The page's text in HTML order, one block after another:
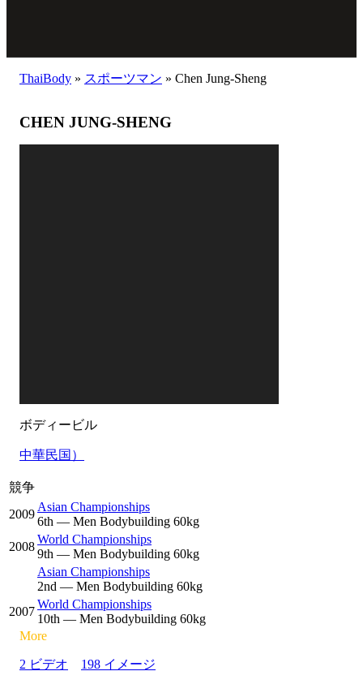
ThaiBody » スポーツマン » Chen Jung-Sheng
CHEN JUNG-SHENG
ボディービル
中華民国）
競争
2009
Asian Championships
6th — Men Bodybuilding 60kg
2008
World Championships
9th — Men Bodybuilding 60kg
Asian Championships
2nd — Men Bodybuilding 60kg
2007
World Championships
10th — Men Bodybuilding 60kg
More
2 ビデオ 198 イメージ